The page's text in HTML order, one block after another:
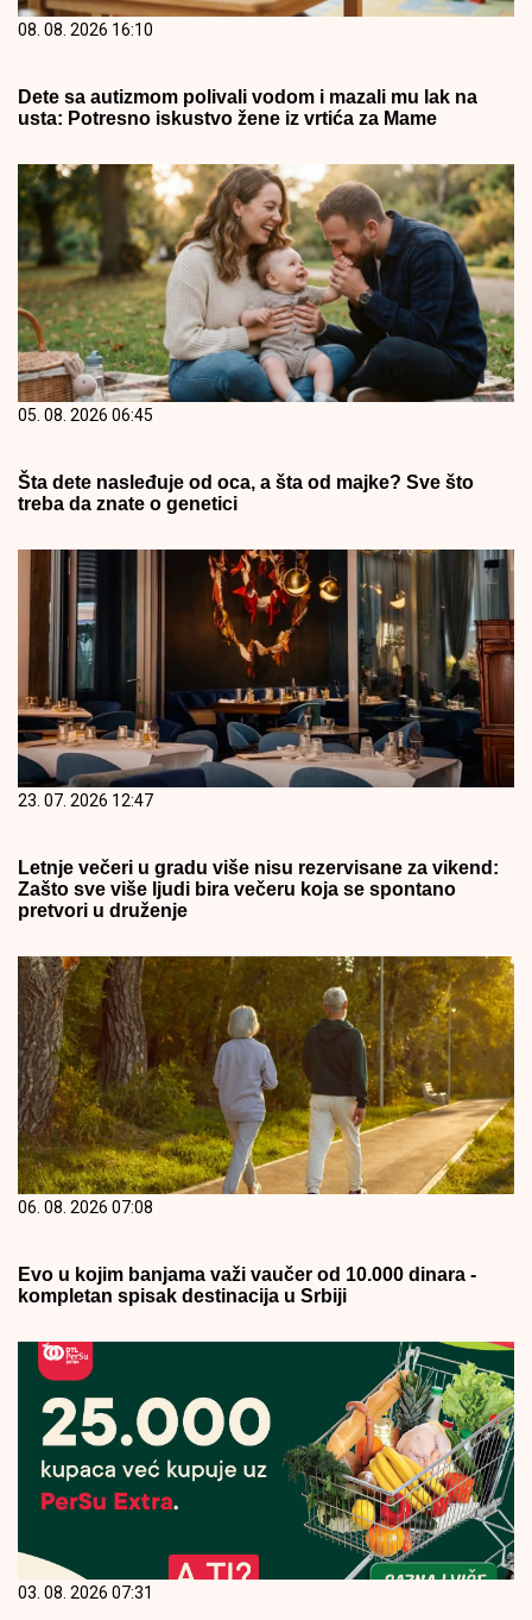
08. 08. 2026 16:10
Dete sa autizmom polivali vodom i mazali mu lak na
usta: Potresno iskustvo žene iz vrtića za Mame
05. 08. 2026 06:45
Šta dete nasleđuje od oca, a šta od majke? Sve što
treba da znate o genetici
23. 07. 2026 12:47
Letnje večeri u gradu više nisu rezervisane za vikend:
Zašto sve više ljudi bira večeru koja se spontano
pretvori u druženje
06. 08. 2026 07:08
Evo u kojim banjama važi vaučer od 10.000 dinara -
kompletan spisak destinacija u Srbiji
03. 08. 2026 07:31